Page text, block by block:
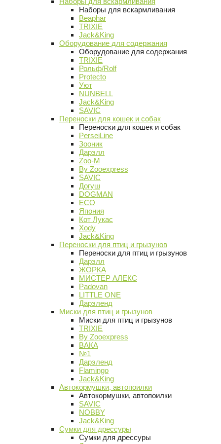
Наборы для вскармливания
Beaphar
TRIXIE
Jack&King
Оборудование для содержания
Оборудование для содержания
TRIXIE
Рольф/Rolf
Protecto
Уют
NUNBELL
Jack&King
SAVIC
Переноски для кошек и собак
Переноски для кошек и собак
PerseiLine
Зооник
Дарэлл
Zoo-M
By Zooexpress
SAVIC
Догуш
DOGMAN
ECO
Япония
Кот Лукас
Xody
Jack&King
Переноски для птиц и грызунов
Переноски для птиц и грызунов
Дарэлл
ЖОРКА
МИСТЕР АЛЕКС
Padovan
LITTLE ONE
Дарэленд
Миски для птиц и грызунов
Миски для птиц и грызунов
TRIXIE
By Zooexpress
ВАКА
№1
Дарэленд
Flamingo
Jack&King
Автокормушки, автопоилки
Автокормушки, автопоилки
SAVIC
NOBBY
Jack&King
Сумки для дрессуры
Сумки для дрессуры